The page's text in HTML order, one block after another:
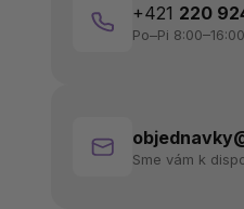
+421 220
Po–Pi 8:00–16:00
Sme vám k